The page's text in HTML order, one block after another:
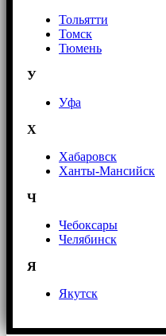
Тольятти
Томск
Тюмень
У
Уфа
Х
Хабаровск
Ханты-Мансийск
Ч
Чебоксары
Челябинск
Я
Якутск